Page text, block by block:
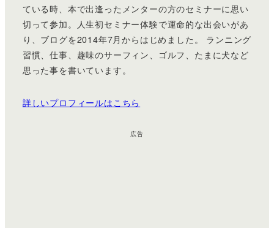
ている時、本で出逢ったメンターの方のセミナーに思い
切って参加。人生初セミナー体験で運命的な出会いがあ
り、ブログを2014年7月からはじめました。 ランニング
習慣、仕事、趣味のサーフィン、ゴルフ、たまに犬など
思った事を書いています。
詳しいプロフィールはこちら
広告